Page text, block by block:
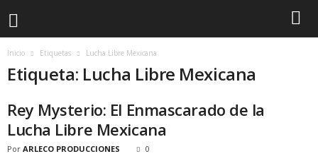
Inicio Etiquetas Lucha Libre Mexicana
Etiqueta: Lucha Libre Mexicana
Rey Mysterio: El Enmascarado de la
Lucha Libre Mexicana
Por ARLECO PRODUCCIONES 0